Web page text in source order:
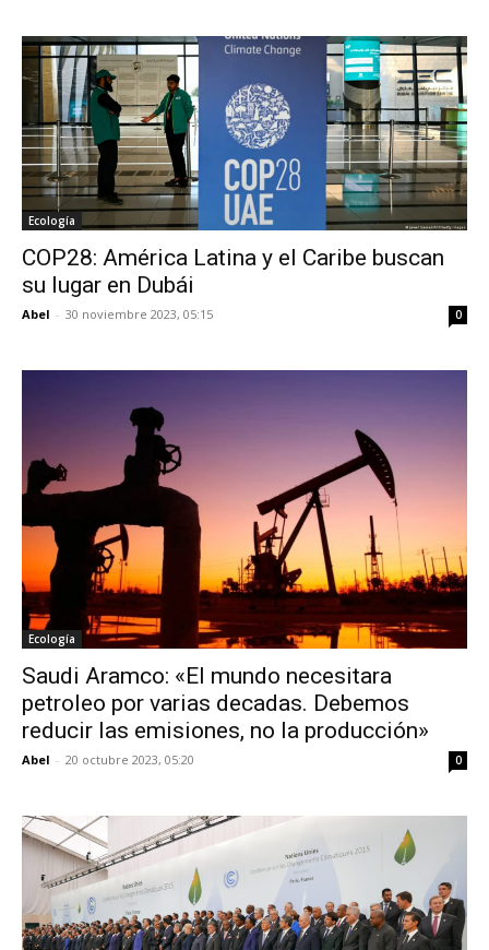
Ecología
COP28: América Latina y el Caribe buscan
su lugar en Dubái
Abel - 30 noviembre 2023, 05:15 0
Ecología
Saudi Aramco: «El mundo necesitara
petroleo por varias decadas. Debemos
reducir las emisiones, no la producción»
Abel - 20 octubre 2023, 05:20 0